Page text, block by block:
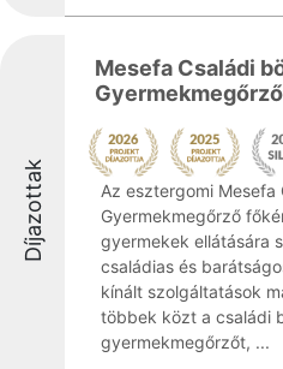
Díjazottak
Mesefa Családi
Gyermekmegőrző
Az esztergomi Mesefa
Gyermekmegőrző
gyermekek ellátására
családias és
kínált szolgáltatások
többek közt a családi
gyermekmegőrzőt, ...